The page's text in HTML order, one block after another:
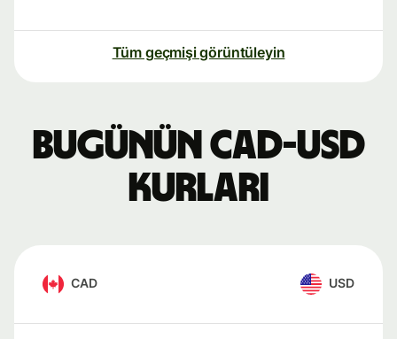
Tüm geçmişi görüntüleyin
Bugünün CAD-USD
kurları
CAD USD